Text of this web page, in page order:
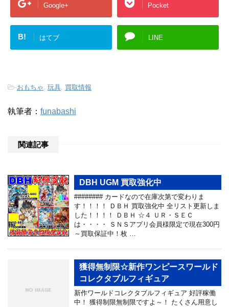
Google+ Pocket
B! はてブ LINE
-おもちゃ, 玩具, 買取情報
執筆者： funabashi
関連記事
DBH UGM 買取強化中
######## カードなので在庫次第で変わりま
す！！！！ ＤＢＨ 買取強化中 全リスト更新しま
した！！！！ ＤＢＨ ☆４ ＵＲ・ＳＥＣ
は・・・・ ＳＮＳアプリ会員様限定で現在300円
～買取保証中！枚 …
獲得無制限☆新作ワンピースワールド
コレクタブルフィギュア
新作ワールドコレクタブルフィギュア 好評稼働
中！ 獲得制限無制限ですよ～！ たくさん用意し